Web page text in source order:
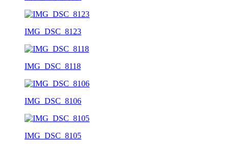
IMG_DSC_8123
IMG_DSC_8118
IMG_DSC_8106
IMG_DSC_8105